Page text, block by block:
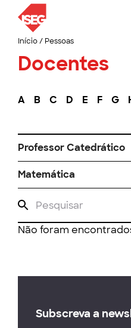
Início/ Pessoas
Docentes
A B C D E F G
Professor Catedrático
Matemática
Não foram
Subscreva a